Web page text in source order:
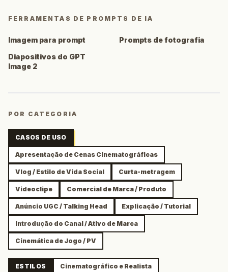
FERRAMENTAS DE PROMPTS DE IA
Imagem para prompt
Prompts de fotografia
Diapositivos do GPT
Image 2
POR CATEGORIA
CASOS DE USO
Apresentação de Cenas Cinematográficas
Vlog / Estilo de Vida Social Curta-metragem
Videoclipe Comercial de Marca / Produto
Anúncio UGC / Talking Head Explicação / Tutorial
Introdução do Canal / Ativo de Marca
Cinemática de Jogo / PV
ESTILOS Cinematográfico e Realista